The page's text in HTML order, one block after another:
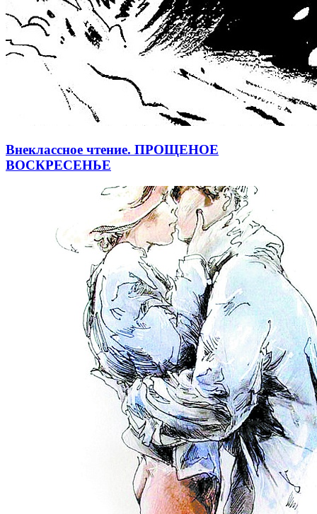
Внеклассное чтение. ПРОЩЕНОЕ
ВОСКРЕСЕНЬЕ